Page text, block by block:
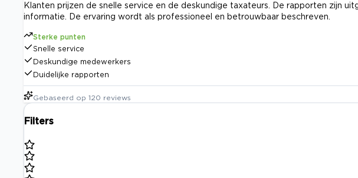
Klanten prijzen de snelle service en de deskundige taxateurs. De rapporten zijn
informatie. De ervaring wordt als professioneel en betrouwbaar beschreven.
Sterke punten
Snelle service
Deskundige medewerkers
Duidelijke rapporten
Gebaseerd op 120 reviews
Filters